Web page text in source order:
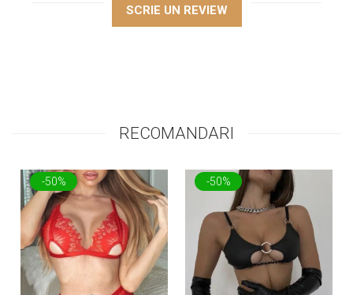
SCRIE UN REVIEW
RECOMANDARI
-50% -50%